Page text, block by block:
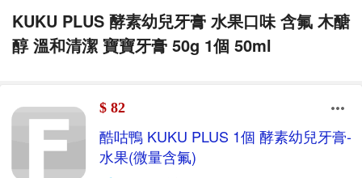
KUKU PLUS 酵素幼兒牙膏 水果口味 含氟 木醣
醇 溫和清潔 寶寶牙膏 50g 1個 50ml
$ 82
酷咕鴨 KUKU PLUS 1個 酵素幼兒牙膏-
水果(微量含氟)